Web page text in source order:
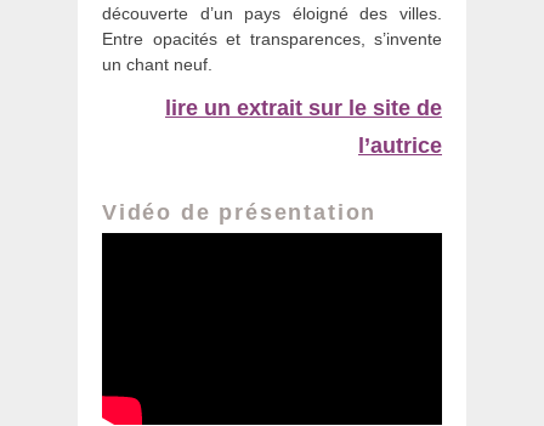
découverte d’un pays éloigné des villes.
Entre opacités et transparences, s’invente
un chant neuf.
lire un extrait sur le site de
l’autrice
Vidéo de présentation